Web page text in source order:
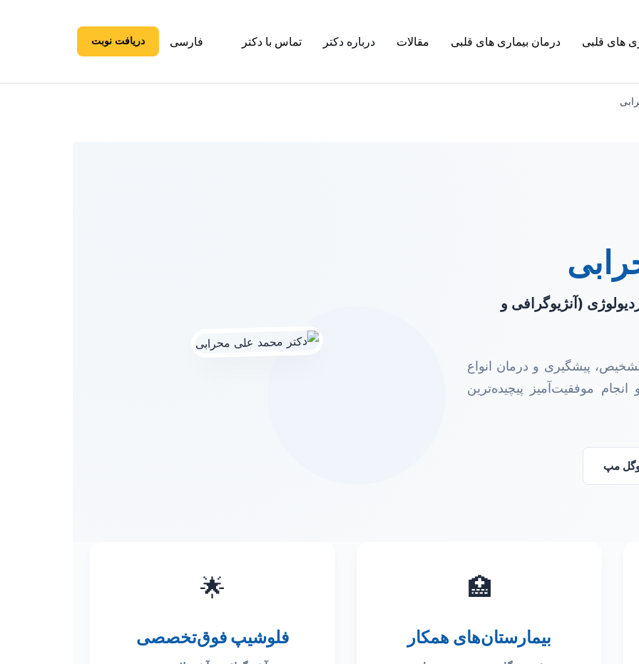
های قلبی درمان بیماری های قلبی مقالات درباره دکتر تماس با دکتر فارسی دریافت نوبت
(آنژیوگرافی و
پیشگیری و درمان انواع
موفقیت‌آمیز پیچیده‌ترین
مپ
🏥
بیمارستان‌های همکار
🌟
فلوشیپ فوق‌تخصصی